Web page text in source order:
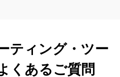
ティング・ツー
くあるご質問